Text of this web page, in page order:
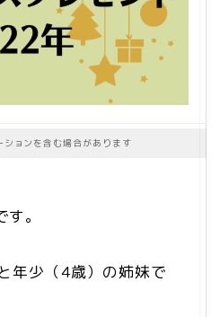
ョンを含む場合があります
。
年少（4歳）の姉妹で